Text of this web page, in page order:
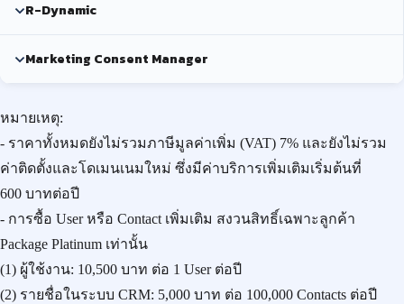
R-Dynamic
Marketing Consent Manager
หมายเหตุ:
- ราคาทั้งหมดยังไม่รวมภาษีมูลค่าเพิ่ม (VAT) 7% และยังไม่รวม
ค่าติดตั้งและโดเมนเนมใหม่ ซึ่งมีค่าบริการเพิ่มเติมเริ่มต้นที่
600 บาทต่อปี
- การซื้อ User หรือ Contact เพิ่มเติม สงวนสิทธิ์เฉพาะลูกค้า
Package Platinum เท่านั้น
(1) ผู้ใช้งาน: 10,500 บาท ต่อ 1 User ต่อปี
(2) รายชื่อในระบบ CRM: 5,000 บาท ต่อ 100,000 Contacts ต่อปี